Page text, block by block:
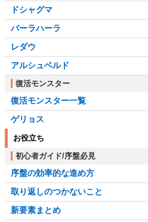
ドシャグマ
バーラハーラ
レダウ
アルシュベルド
復活モンスター
復活モンスター一覧
ゲリョス
お役立ち
初心者ガイド/序盤必見
序盤の効率的な進め方
取り返しのつかないこと
新要素まとめ